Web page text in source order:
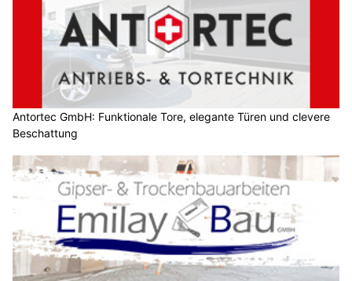
Antortec GmbH: Funktionale Tore, elegante Türen und clevere
Beschattung